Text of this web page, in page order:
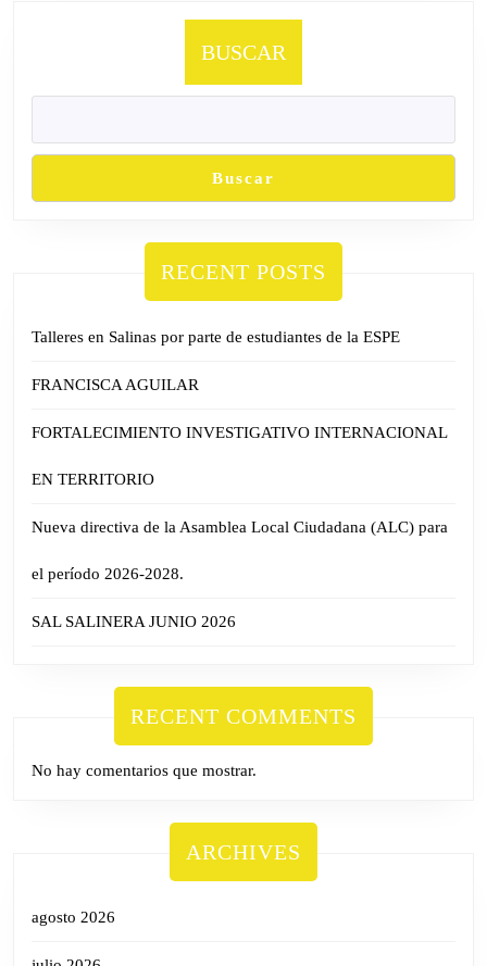
BUSCAR
Buscar
RECENT POSTS
Talleres en Salinas por parte de estudiantes de la ESPE
FRANCISCA AGUILAR
FORTALECIMIENTO INVESTIGATIVO INTERNACIONAL
EN TERRITORIO
Nueva directiva de la Asamblea Local Ciudadana (ALC) para
el período 2026-2028.
SAL SALINERA JUNIO 2026
RECENT COMMENTS
No hay comentarios que mostrar.
ARCHIVES
agosto 2026